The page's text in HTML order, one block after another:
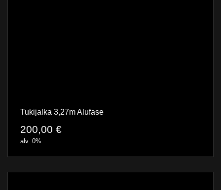
Tukijalka 3,27m Alufase
200,00 €
alv. 0%